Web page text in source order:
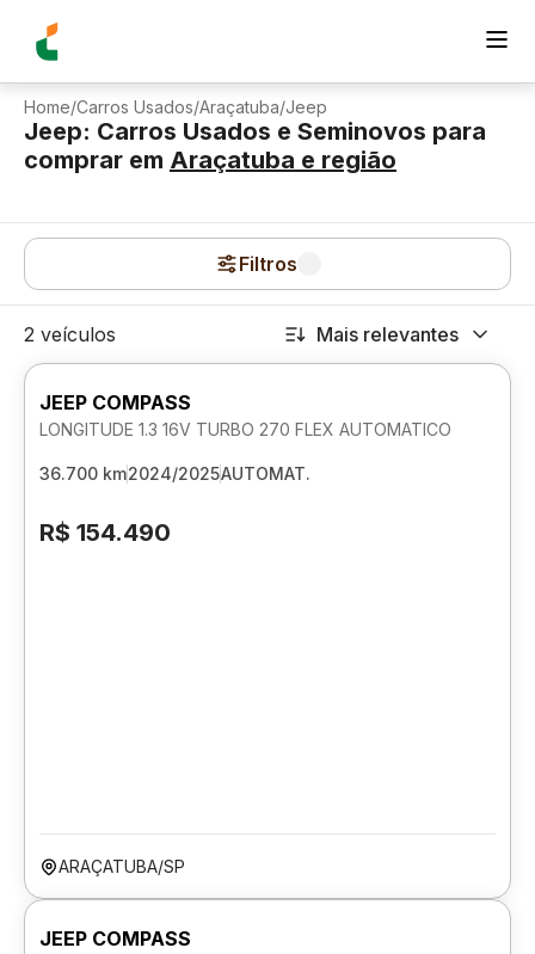
Home/Carros Usados/Araçatuba/Jeep
Jeep: Carros Usados e Seminovos para
comprar em Araçatuba e região
Filtros
2 veículos Mais relevantes
JEEP COMPASS
LONGITUDE 1.3 16V TURBO 270 FLEX AUTOMATICO
36.700 km2024/2025AUTOMAT.
R$ 154.490
ARAÇATUBA/SP
JEEP COMPASS